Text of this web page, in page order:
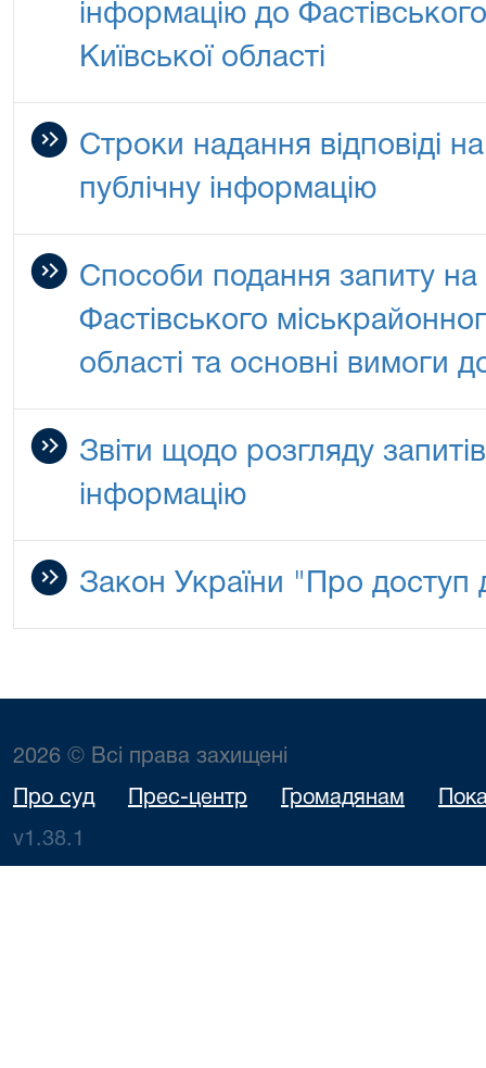
інформацію до
Київської області
Строки надання відповіді
публічну інформацію
Способи подання запиту на
Фастівського
області та основні вимоги
Звіти щодо розгляду
інформацію
Закон України "Про доступ
2026 © Всі права захищені
Про суд Прес-центр Громадянам
v1.38.1